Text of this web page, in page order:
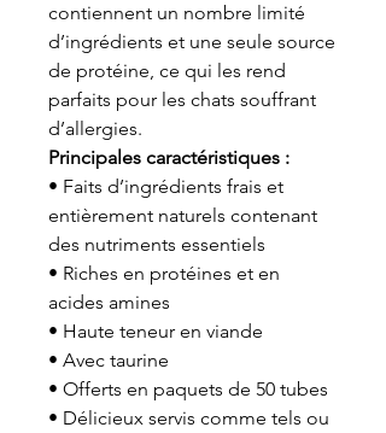
contiennent un nombre limité
d’ingrédients et une seule source
de protéine, ce qui les rend
parfaits pour les chats souffrant
d’allergies.
Principales caractéristiques :
• Faits d’ingrédients frais et
entièrement naturels contenant
des nutriments essentiels
• Riches en protéines et en
acides amines
• Haute teneur en viande
• Avec taurine
• Offerts en paquets de 50 tubes
• Délicieux servis comme tels ou